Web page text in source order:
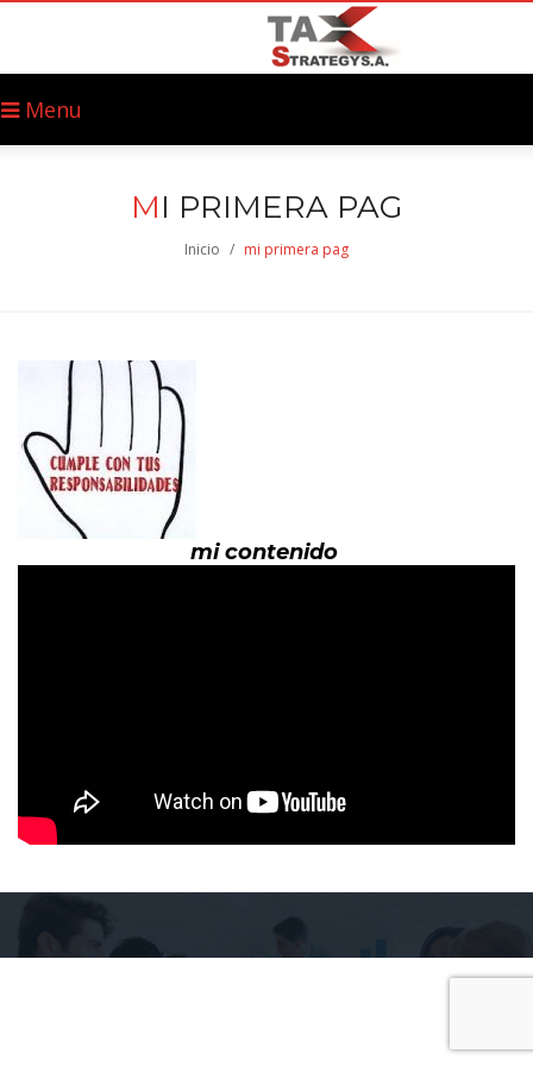
Menu
MI PRIMERA PAG
Inicio / mi primera pag
mi contenido